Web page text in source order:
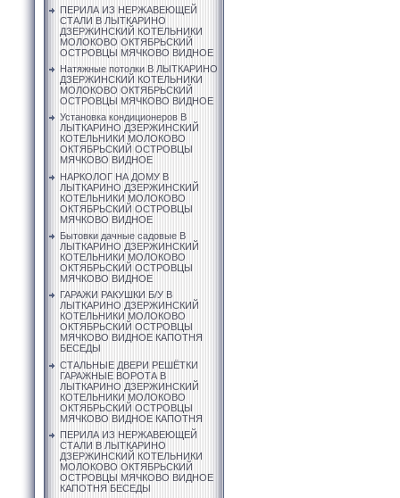
ПЕРИЛА ИЗ НЕРЖАВЕЮЩЕЙ
СТАЛИ В ЛЫТКАРИНО
ДЗЕРЖИНСКИЙ КОТЕЛЬНИКИ
МОЛОКОВО ОКТЯБРЬСКИЙ
ОСТРОВЦЫ МЯЧКОВО ВИДНОЕ
Натяжные потолки В ЛЫТКАРИНО
ДЗЕРЖИНСКИЙ КОТЕЛЬНИКИ
МОЛОКОВО ОКТЯБРЬСКИЙ
ОСТРОВЦЫ МЯЧКОВО ВИДНОЕ
Установка кондиционеров В
ЛЫТКАРИНО ДЗЕРЖИНСКИЙ
КОТЕЛЬНИКИ МОЛОКОВО
ОКТЯБРЬСКИЙ ОСТРОВЦЫ
МЯЧКОВО ВИДНОЕ
НАРКОЛОГ НА ДОМУ В
ЛЫТКАРИНО ДЗЕРЖИНСКИЙ
КОТЕЛЬНИКИ МОЛОКОВО
ОКТЯБРЬСКИЙ ОСТРОВЦЫ
МЯЧКОВО ВИДНОЕ
Бытовки дачные садовые В
ЛЫТКАРИНО ДЗЕРЖИНСКИЙ
КОТЕЛЬНИКИ МОЛОКОВО
ОКТЯБРЬСКИЙ ОСТРОВЦЫ
МЯЧКОВО ВИДНОЕ
ГАРАЖИ РАКУШКИ Б/У В
ЛЫТКАРИНО ДЗЕРЖИНСКИЙ
КОТЕЛЬНИКИ МОЛОКОВО
ОКТЯБРЬСКИЙ ОСТРОВЦЫ
МЯЧКОВО ВИДНОЕ КАПОТНЯ
БЕСЕДЫ
СТАЛЬНЫЕ ДВЕРИ РЕШЁТКИ
ГАРАЖНЫЕ ВОРОТА В
ЛЫТКАРИНО ДЗЕРЖИНСКИЙ
КОТЕЛЬНИКИ МОЛОКОВО
ОКТЯБРЬСКИЙ ОСТРОВЦЫ
МЯЧКОВО ВИДНОЕ КАПОТНЯ
ПЕРИЛА ИЗ НЕРЖАВЕЮЩЕЙ
СТАЛИ В ЛЫТКАРИНО
ДЗЕРЖИНСКИЙ КОТЕЛЬНИКИ
МОЛОКОВО ОКТЯБРЬСКИЙ
ОСТРОВЦЫ МЯЧКОВО ВИДНОЕ
КАПОТНЯ БЕСЕДЫ